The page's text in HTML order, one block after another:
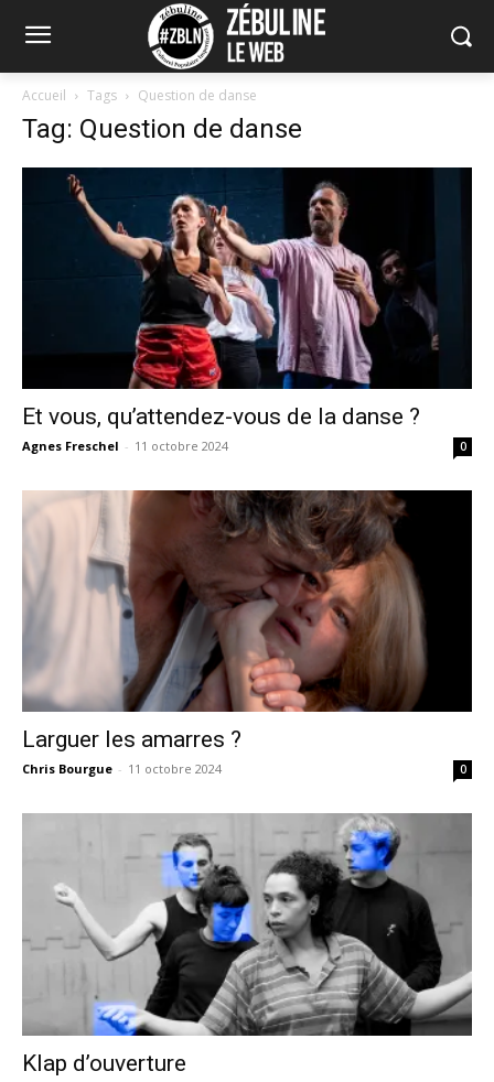
Accueil Tags Question de danse
Tag: Question de danse
Et vous, qu’attendez-vous de la danse ?
Agnes Freschel - 11 octobre 2024 0
Larguer les amarres ?
Chris Bourgue - 11 octobre 2024 0
Klap d’ouverture